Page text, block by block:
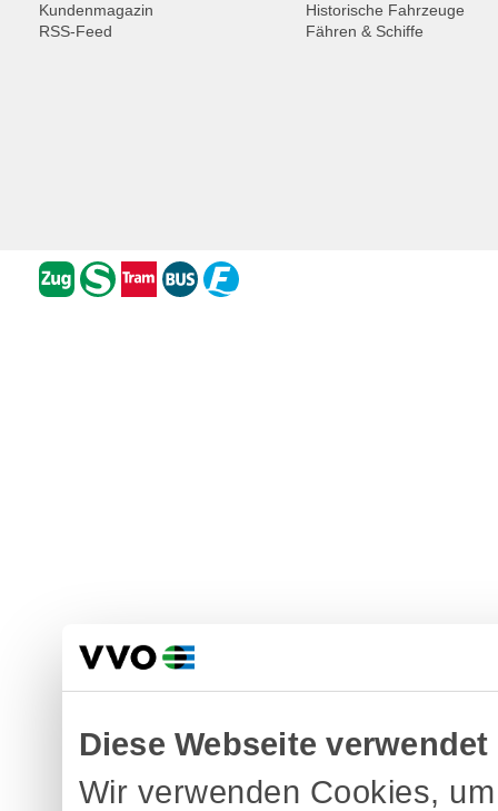
Diese Webseite
Wir verwenden Cookies,
Kundenmagazin
RSS-Feed
Historische Fahrzeuge
Fähren & Schiffe